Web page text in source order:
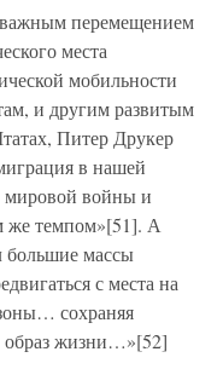
перемещением
места
мобильности
и другим развитым
Питер Друкер
в нашей
мировой войны и
же темпом»[51]. А
большие массы
с места на
сохраняя
образ жизни…»[52]